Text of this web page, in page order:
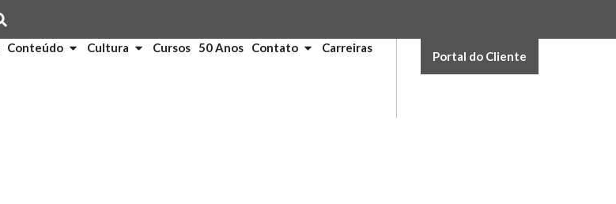
Conteúdo Cultura Cursos 50 Anos Contato Carreiras
Portal do Cliente